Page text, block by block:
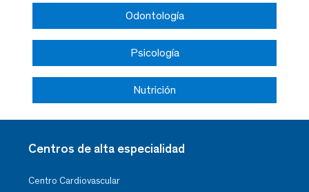
Odontología
Psicología
Nutrición
Centros de alta especialidad
Centro Cardiovascular